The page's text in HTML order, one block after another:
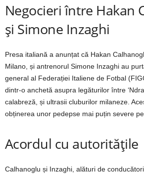
Negocieri între Hakan
și Simone Inzaghi
Presa italiană a anunțat că Hakan
Milano, și antrenorul Simone Inzaghi au
general al Federației Italiene de Fotbal
dintr-o anchetă asupra legăturilor între
calabreză, și ultrasii cluburilor milaneze.
obținerea unor pedepse mai puțin severe
Acordul cu autoritățile
Calhanoglu și Inzaghi, alături de